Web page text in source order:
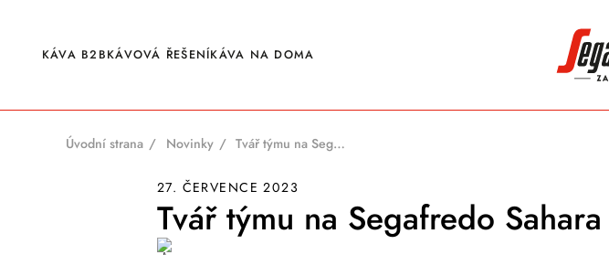
KÁVA B2B
fabia Wiener Premium Kaffee
KÁVOVÁ ŘEŠENÍKÁVA NA DOMA
Úvodní strana Novinky Tvář týmu na Segafredo Sahara Race
27. ČERVENCE 2023
Tvář týmu na Segafredo Sahara